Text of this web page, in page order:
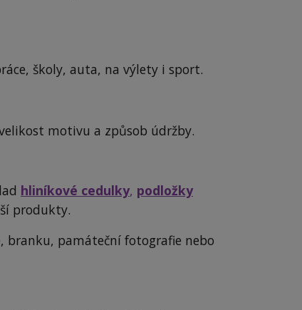
školy, auta, na výlety i sport.
motivu a způsob údržby.
hliníkové cedulky, podložky
produkty.
branku, památeční fotografie nebo